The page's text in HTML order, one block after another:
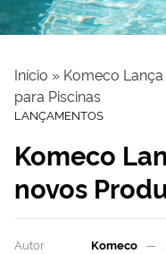
Início » Komeco
para Piscinas
LANÇAMENTOS
Komeco
novos
Autor Komeco